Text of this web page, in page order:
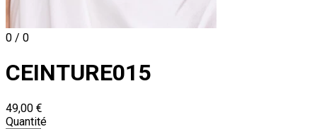
0 / 0
CEINTURE015
49,00 €
Quantité